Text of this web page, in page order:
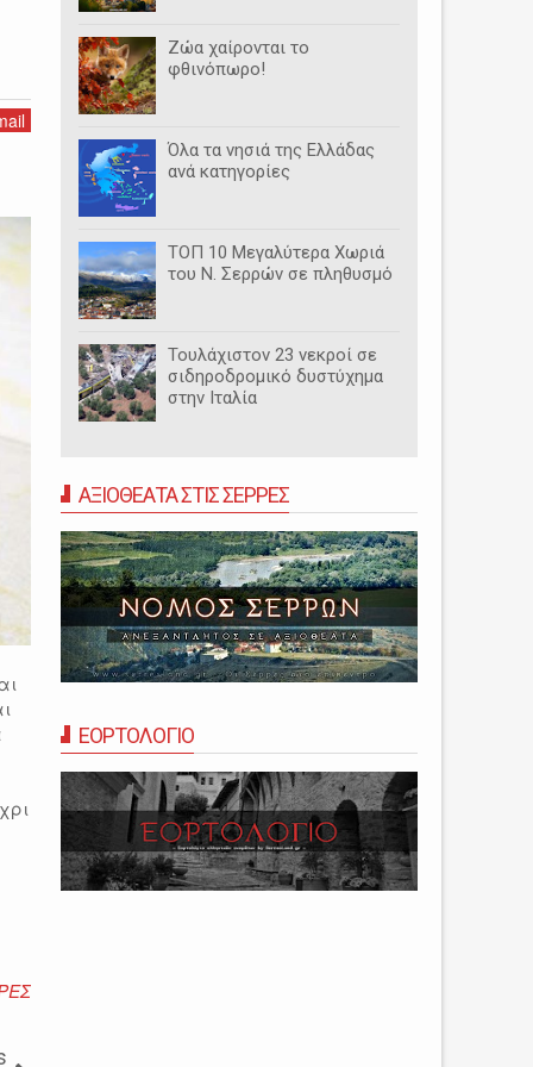
Ζώα χαίρονται το
φθινόπωρο!
Όλα τα νησιά της Ελλάδας
ανά κατηγορίες
ΤΟΠ 10 Μεγαλύτερα Χωριά
του Ν. Σερρών σε πληθυσμό
Τουλάχιστον 23 νεκροί σε
σιδηροδρομικό δυστύχημα
στην Ιταλία
ΑΞΙΟΘΕΑΤΑ ΣΤΙΣ ΣΕΡΡΕΣ
ΕΟΡΤΟΛΟΓΙΟ